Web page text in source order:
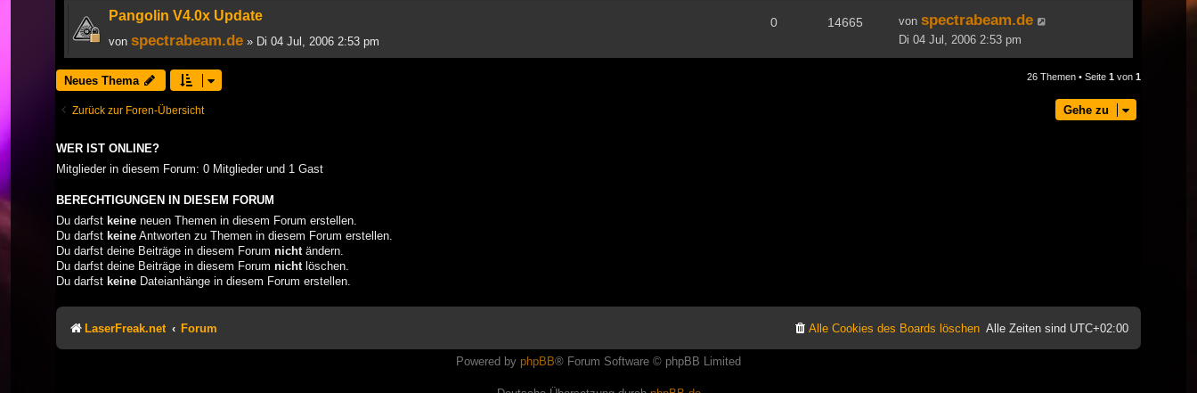
Pangolin V4.0x Update
von spectrabeam.de » Di 04 Jul, 2006 2:53 pm
0 14665 von spectrabeam.de
Di 04 Jul, 2006 2:53 pm
Neues Thema 26 Themen • Seite 1 von 1
Zurück zur Foren-Übersicht Gehe zu
WER IST ONLINE?
Mitglieder in diesem Forum: 0 Mitglieder und 1 Gast
BERECHTIGUNGEN IN DIESEM FORUM
Du darfst keine neuen Themen in diesem Forum erstellen.
Du darfst keine Antworten zu Themen in diesem Forum erstellen.
Du darfst deine Beiträge in diesem Forum nicht ändern.
Du darfst deine Beiträge in diesem Forum nicht löschen.
Du darfst keine Dateianhänge in diesem Forum erstellen.
LaserFreak.net Forum Alle Zeiten sind UTC+02:00
Alle Cookies des Boards löschen
Powered by phpBB® Forum Software © phpBB Limited